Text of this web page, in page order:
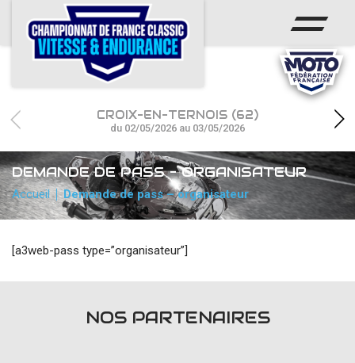
ACCUEIL
CHAMPIONNAT
CALENDRIER
RÉSULTATS
PHOTOS / WEB TV
CROIX-EN-TERNOIS (62)
du 02/05/2026 au 03/05/2026
DEMANDE DE PASS – ORGANISATEUR
Accueil Demande de pass – organisateur
[a3web-pass type=”organisateur”]
NOS PARTENAIRES